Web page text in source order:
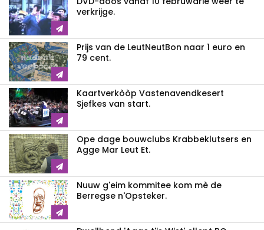
verkrijge.
Prijs van de LeutNeutBon naar 1 euro en
79 cent.
Kaartverkòòp Vastenavendkesert
Sjefkes van start.
Ope dage bouwclubs Krabbeklutsers en
Agge Mar Leut Et.
Nuuw g'eim kommitee kom mè de
Berregse n'Opsteker.